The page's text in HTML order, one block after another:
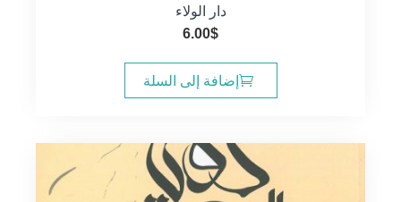
دار الولاء
6.00$
إضافة إلى السلة